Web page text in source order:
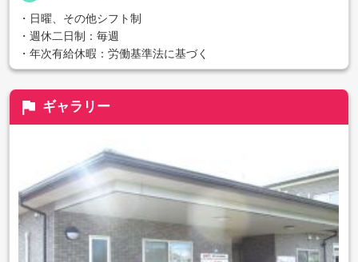
・日曜、その他シフト制
・週休二日制：毎週
・年次有給休暇：労働基準法に基づく
flag ギャラリー